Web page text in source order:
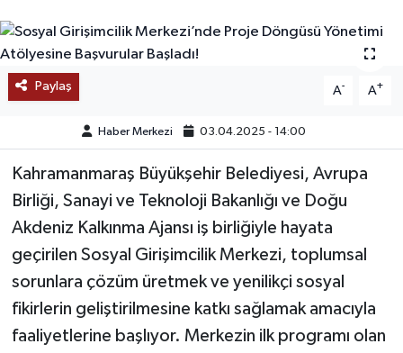
Paylaş A- A+
Haber Merkezi 03.04.2025 - 14:00
Kahramanmaraş Büyükşehir Belediyesi, Avrupa
Birliği, Sanayi ve Teknoloji Bakanlığı ve Doğu
Akdeniz Kalkınma Ajansı iş birliğiyle hayata
geçirilen Sosyal Girişimcilik Merkezi, toplumsal
sorunlara çözüm üretmek ve yenilikçi sosyal
fikirlerin geliştirilmesine katkı sağlamak amacıyla
faaliyetlerine başlıyor. Merkezin ilk programı olan
BÖLGE
KEŞFET
POPÜLER
DÜNYA
MEDYA
OTOMOTİV